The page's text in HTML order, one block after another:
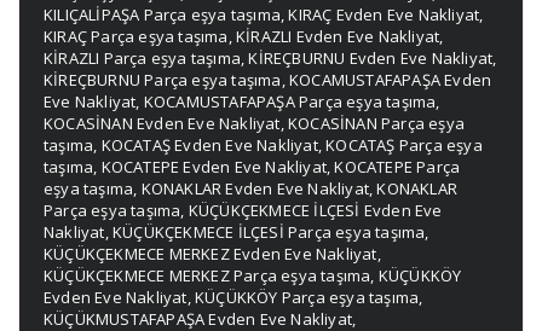
KILIÇALİPAŞA Parça eşya taşıma,KIRAÇ Evden Eve Nakliyat,
KIRAÇ Parça eşya taşıma,KİRAZLI Evden Eve Nakliyat,
KİRAZLI Parça eşya taşıma,KİREÇBURNU Evden Eve Nakliyat,
KİREÇBURNU Parça eşya taşıma,KOCAMUSTAFAPAŞA Evden
Eve Nakliyat, KOCAMUSTAFAPAŞA Parça eşya taşıma,
KOCASİNAN Evden Eve Nakliyat,KOCASİNAN Parça eşya
taşıma, KOCATAŞ Evden Eve Nakliyat,KOCATAŞ Parça eşya
taşıma, KOCATEPE Evden Eve Nakliyat,KOCATEPE Parça
eşya taşıma, KONAKLAR Evden Eve Nakliyat,KONAKLAR
Parça eşya taşıma, KÜÇÜKÇEKMECE İLÇESİ Evden Eve
Nakliyat,KÜÇÜKÇEKMECE İLÇESİ Parça eşya taşıma,
KÜÇÜKÇEKMECE MERKEZ Evden Eve Nakliyat,
KÜÇÜKÇEKMECE MERKEZ Parça eşya taşıma, KÜÇÜKKÖY
Evden Eve Nakliyat,KÜÇÜKKÖY Parça eşya taşıma,
KÜÇÜKMUSTAFAPAŞA Evden Eve Nakliyat,